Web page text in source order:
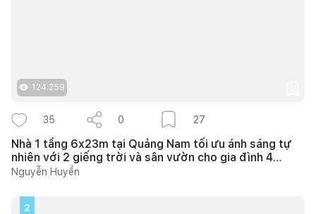
124.259
35 0 27
Nhà 1 tầng 6x23m tại Quảng Nam tối ưu ánh sáng tự
nhiên với 2 giếng trời và sân vườn cho gia đình 4
người
Nguyễn Huyền
2